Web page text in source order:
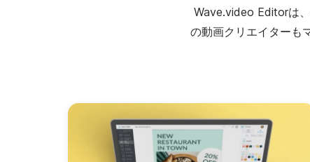
ウェブカメラレコーダー
Facebookライ
YouTubeライ
下段
サムネイル
ライブ・ストリー
Stock
ロイヤリ
無料スト
Wave.video Editorは
の動画クリエイターも